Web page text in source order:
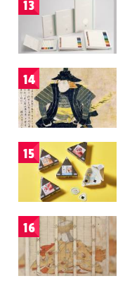
13
14
15
16